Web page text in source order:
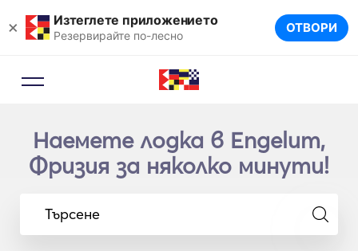
× Изтеглете приложението
Резервирайте по-лесно ОТВОРИ
Наемете лодка в Engelum,
Фризия за няколко минути!
Търсене